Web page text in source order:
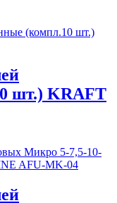
шт.) KRAFT